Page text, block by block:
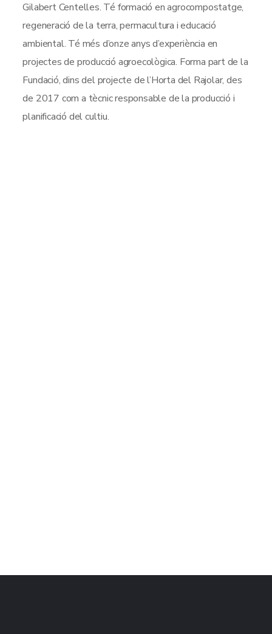
Gilabert Centelles. Té formació en agrocompostatge,
regeneració de la terra, permacultura i educació
ambiental. Té més d’onze anys d’experiència en
projectes de producció agroecològica. Forma part de la
Fundació, dins del projecte de l’Horta del Rajolar, des
de 2017 com a tècnic responsable de la producció i
planificació del cultiu.